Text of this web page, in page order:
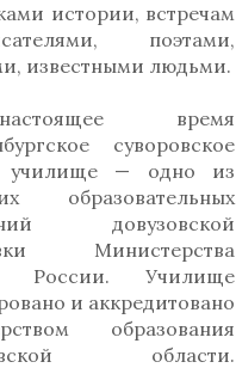
истории, встречам
поэтами,
известными людьми.
время
суворовское
училище — одно из
образовательных
довузовской
Министерства
России. Училище
и аккредитовано
образования
области.